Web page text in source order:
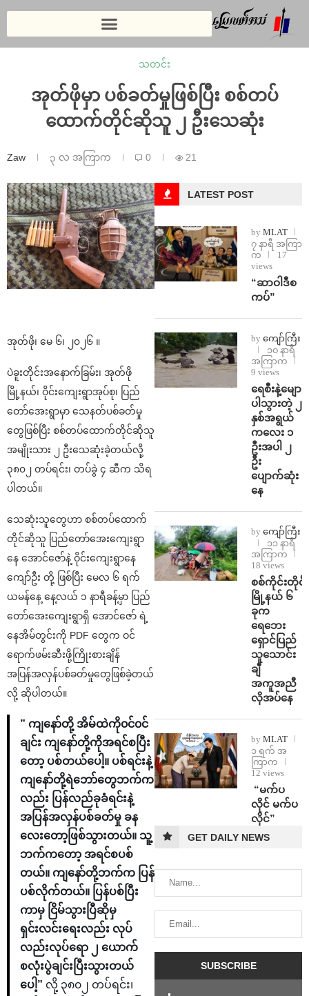
သတင်း
အုတ်ဖိုမှာ ပစ်ခတ်မှုဖြစ်ပြီး စစ်တပ်
ထောက်တိုင်ဆိုသူ ၂ ဦးသေဆုံး
Zaw ၃ လ အကြာက 0 21
အုတ်ဖို၊ မေ ၆၊ ၂၀၂၆ ။
ပဲခူးတိုင်းအနောက်ခြမ်း၊ အုတ်ဖို
မြို့နယ်၊ ဝိုင်းကျေးရွာအုပ်စု၊ ပြည်
တော်အေးရွာမှာ သေနတ်ပစ်ခတ်မှု
တွေဖြစ်ပြီး စစ်တပ်ထောက်တိုင်ဆိုသူ
အမျိုးသား ၂ ဦးသေဆုံးခဲ့တယ်လို့
၃၈၀၂ တပ်ရင်း၊ တပ်ခွဲ ၄ ဆီက သိရ
ပါတယ်။
သေဆုံးသူတွေဟာ စစ်တပ်ထောက်
တိုင်ဆိုသူ ပြည်တော်အေးကျေးရွာ
နေ အောင်ဇော်နဲ့ ဝိုင်းကျေးရွာနေ
ကျော်ဦး တို့ ဖြစ်ပြီး မေလ ၆ ရက်
ယမန်နေ့ နေ့လယ် ၁ နာရီခန့်မှာ ပြည်
တော်အေးကျေးရွာရှိ အောင်ဇော် ရဲ့
နေအိမ်တွင်းကို PDF တွေက ဝင်
ရောက်ဖမ်းဆီးဖို့ကြိုးစားချိန်
အပြန်အလှန်ပစ်ခတ်မှုတွေဖြစ်ခဲ့တယ်
လို့ ဆိုပါတယ်။
” ကျနော်တို့ အိမ်ထဲကို၀င်၀င်
ချင်း ကျနော်တို့ကိုအရင်စပြီး
တော့ ပစ်တယ်ပေါ့။ ပစ်ရင်းနဲ့
ကျနော်တို့ရဲဘော်တွေဘက်က
လည်း ပြန်လည်ခုခံရင်းနဲ့
အပြန်အလှန်ပစ်ခတ်မှု ခန
လေးတော့ဖြစ်သွားတယ်။ သူ့
ဘက်ကတော့ အရင်စပစ်
တယ်။ ကျနော်တို့ဘက်က ပြန်
ပစ်လိုက်တယ်။ ပြန်ပစ်ပြီး
ကာမှ ငြိမ်သွားပြီဆိုမှ
ရှင်းလင်းရေးလည်း လုပ်
လည်းလုပ်ရော ၂ ယောက်
စလုံးပွဲချင်းပြီးသွားတယ်
ပေါ့” လို့ ၃၈၀၂ တပ်ရင်း၊
LATEST POST
by MLAT
၇ နာရီ အကြာ
က
17
views
“ဆာဝါဒီစ
ကပ်”
by ကျော်ကြီး
၁၀ နာရီ
အကြာက
9 views
ရေစီးနဲ့မျော
ပါသွားတဲ့ ၂
နှစ်အရွယ်
ကလေး ၁
ဦးအပါ ၂
ဦး
ပျောက်ဆုံး
နေ
by ကျော်ကြီး
၁၁ နာရီ
အကြာက
18 views
စစ်ကိုင်းတိုင်း
မြို့နယ် ၆
ခုက
ရေဘေး
ရှောင်ပြည်
သူသောင်း
ချီ
အကူအညီ
လိုအပ်နေ
by MLAT
၁ ရက် အ
ကြာက
12 views
⁨ ⁨“မက်ပ
လိုင် မက်ပ
လိုင်”
GET DAILY NEWS